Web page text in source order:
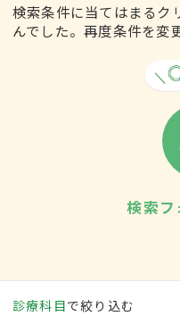
検索条件に当てはまるク
んでした。再度条件を変
検索フ
診療科目で絞り込む